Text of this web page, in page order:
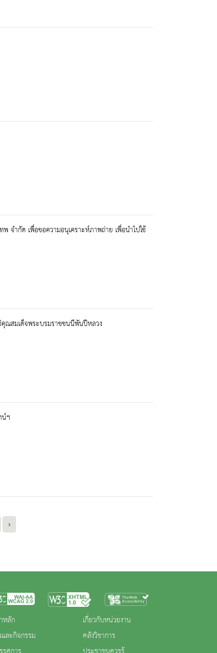
จำกัด เพื่อขอความอนุเคราะห์ภาพถ่าย เพื่อนำไปใช้
ณสมเด็จพระบรมราชชนนีพันปีหลวง
ฯ
›
หลัก
ละกิจกรรม
เกี่ยวกับหน่วยงาน
คลังวิชาการ